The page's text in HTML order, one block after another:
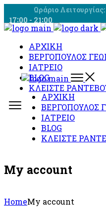
to
the
Ωράριο Λειτουργίας:
17∶00 - 21∶00
ΑΡΧΙΚΗ
ΒΕΡΓΟΠΟΥΛΟΣ
ΙΑΤΡΕΙΟ
BLOG
ΚΛΕΙΣΤΕ
ΑΡΧΙΚΗ
ΒΕΡΓΟΠΟΥΛΟΣ
ΙΑΤΡΕΙΟ
BLOG
ΚΛΕΙΣΤΕ
My account
HomeMy account